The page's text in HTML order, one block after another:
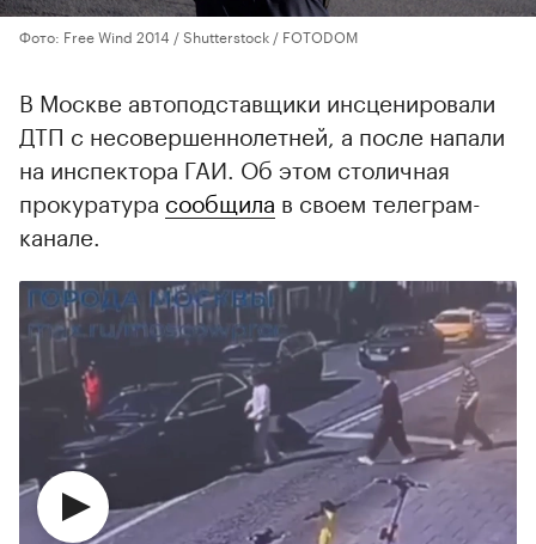
Фото: Free Wind 2014 / Shutterstock / FOTODOM
В Москве автоподставщики инсценировали
ДТП с несовершеннолетней, а после напали
на инспектора ГАИ. Об этом столичная
прокуратура сообщила в своем телеграм-
канале.